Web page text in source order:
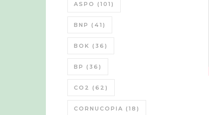
ASPO (101)
BNP (41)
BOK (36)
BP (36)
CO2 (62)
CORNUCOPIA (18)